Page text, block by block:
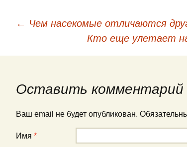
по публикации
← Чем насекомые отличаются
Кто еще улетает
Оставить комментарий
Ваш email не будет опубликован.
Имя *